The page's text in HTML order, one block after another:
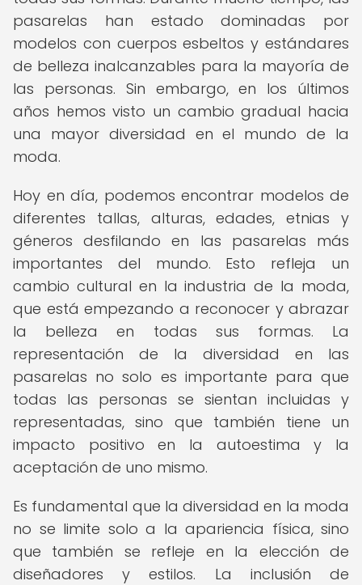
pasarelas han estado dominadas por
modelos con cuerpos esbeltos y estándares
de belleza inalcanzables para la mayoría de
las personas. Sin embargo, en los últimos
años hemos visto un cambio gradual hacia
una mayor diversidad en el mundo de la
moda.
Hoy en día, podemos encontrar modelos de
diferentes tallas, alturas, edades, etnias y
géneros desfilando en las pasarelas más
importantes del mundo. Esto refleja un
cambio cultural en la industria de la moda,
que está empezando a reconocer y abrazar
la belleza en todas sus formas. La
representación de la diversidad en las
pasarelas no solo es importante para que
todas las personas se sientan incluidas y
representadas, sino que también tiene un
impacto positivo en la autoestima y la
aceptación de uno mismo.
Es fundamental que la diversidad en la moda
no se limite solo a la apariencia física, sino
que también se refleje en la elección de
diseñadores y estilos. La inclusión de